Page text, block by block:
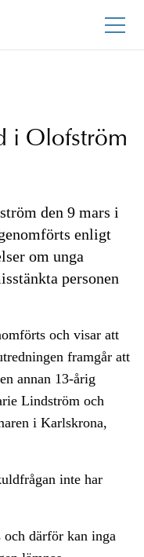
i Olofström
den 9 mars i
enligt
om unga
personen
och visar att
framgår att
annan 13-årig
Lindström och
i Karlskrona,
inte har
och därför kan inga